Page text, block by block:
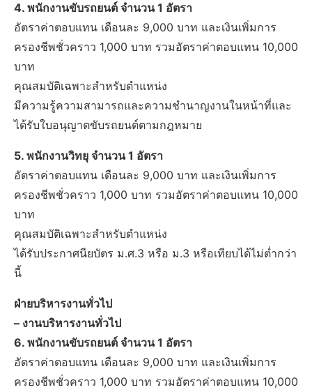
4. พนักงานขับรถยนต์ จำนวน 1 อัตรา
อัตราค่าตอบแทน เดือนละ 9,000 บาท และเงินเพิ่มการ
ครองชีพชั่วคราว 1,000 บาท รวมอัตราค่าตอบแทน 10,000
บาท
คุณสมบัติเฉพาะสำหรับตำแหน่ง
มีความรู้ความสามารถและความชำนาญงานในหน้าที่และ
ได้รับใบอนุญาตขับรถยนต์ตามกฎหมาย
5. พนักงานวิทยุ จำนวน 1 อัตรา
อัตราค่าตอบแทน เดือนละ 9,000 บาท และเงินเพิ่มการ
ครองชีพชั่วคราว 1,000 บาท รวมอัตราค่าตอบแทน 10,000
บาท
คุณสมบัติเฉพาะสำหรับตำแหน่ง
ได้รับประกาศนียบัตร ม.ศ.3 หรือ ม.3 หรือเทียบได้ไม่ต่ำกว่า
นี้
ฝ่ายบริหารงานทั่วไป
– งานบริหารงานทั่วไป
6. พนักงานขับรถยนต์ จำนวน 1 อัตรา
อัตราค่าตอบแทน เดือนละ 9,000 บาท และเงินเพิ่มการ
ครองชีพชั่วคราว 1,000 บาท รวมอัตราค่าตอบแทน 10,000